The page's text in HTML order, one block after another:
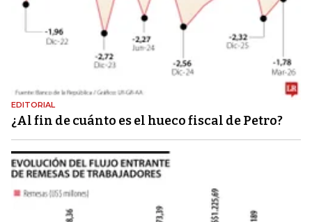
EDITORIAL
¿Al fin de cuánto es el hueco fiscal de Petro?